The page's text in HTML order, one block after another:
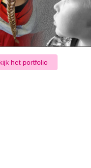
het portfolio